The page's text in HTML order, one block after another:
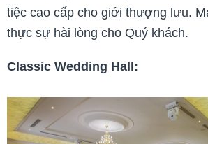
tiệc cao cấp cho giới thượng lưu.
thực sự hài lòng cho Quý khách.
Classic Wedding Hall: